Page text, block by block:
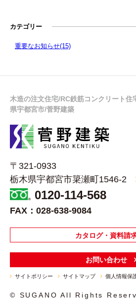
カテゴリー
重要なお知らせ(15)
木造の注文住宅/RC鉄筋コンクリート住
県宇都宮市/菅野建築
〒321-0933
栃木県宇都宮市簗瀬町1546-2
0120-114-568
FAX：028-638-9084
カタログ・資料請
お問い合わせ
サイトポリシー サイトマップ 個人情報保
© SUGANO All Rights